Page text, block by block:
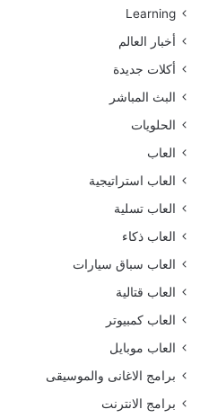
Learning
أخبار العالم
أكلات جديدة
البث المباشر
الحلويات
العاب
العاب استراتيجية
العاب تسلية
العاب ذكاء
العاب سباق سيارات
العاب قتالية
العاب كمبيوتر
العاب موبايل
برامج الاغانى والموسيقى
برامج الانترنت